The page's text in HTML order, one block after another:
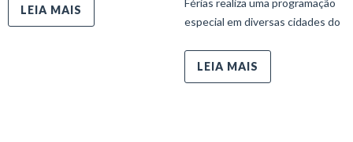
LEIA MAIS
Férias realiza uma programação
especial em diversas cidades do
LEIA MAIS